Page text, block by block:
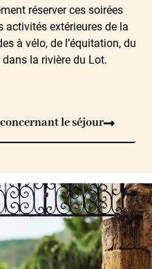
réserver ces soirées
activités extérieures de la
à vélo, de l’équitation, du
la rivière du Lot.
le séjour